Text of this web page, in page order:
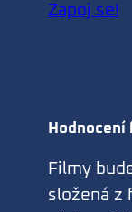
Zapoj se!
Hodnocení
Filmy
složená z